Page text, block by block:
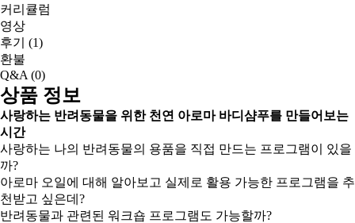
커리큘럼
영상
후기 (1)
환불
Q&A (0)
상품 정보
사랑하는 반려동물을 위한 천연 아로마 바디샴푸를 만들어보는
시간
사랑하는 나의 반려동물의 용품을 직접 만드는 프로그램이 있을
까?
아로마 오일에 대해 알아보고 실제로 활용 가능한 프로그램을 추
천받고 싶은데?
반려동물과 관련된 워크숍 프로그램도 가능할까?